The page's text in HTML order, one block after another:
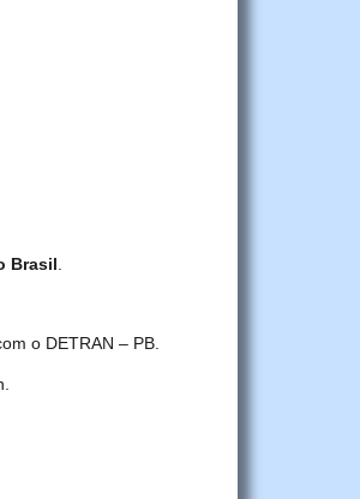
Brasil
o DETRAN – PB.